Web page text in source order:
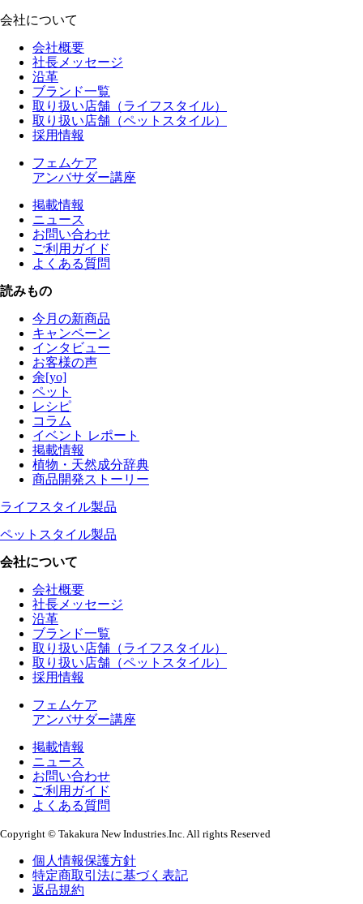
会社について
会社概要
社長メッセージ
沿革
ブランド一覧
取り扱い店舗（ライフスタイル）
取り扱い店舗（ペットスタイル）
採用情報
フェムケア
アンバサダー講座
掲載情報
ニュース
お問い合わせ
ご利用ガイド
よくある質問
読みもの
今月の新商品
キャンペーン
インタビュー
お客様の声
余[yo]
ペット
レシピ
コラム
イベント レポート
掲載情報
植物・天然成分辞典
商品開発ストーリー
ライフスタイル製品
ペットスタイル製品
会社について
会社概要
社長メッセージ
沿革
ブランド一覧
取り扱い店舗（ライフスタイル）
取り扱い店舗（ペットスタイル）
採用情報
フェムケア
アンバサダー講座
掲載情報
ニュース
お問い合わせ
ご利用ガイド
よくある質問
Copyright © Takakura New Industries.Inc. All rights Reserved
個人情報保護方針
特定商取引法に基づく表記
返品規約